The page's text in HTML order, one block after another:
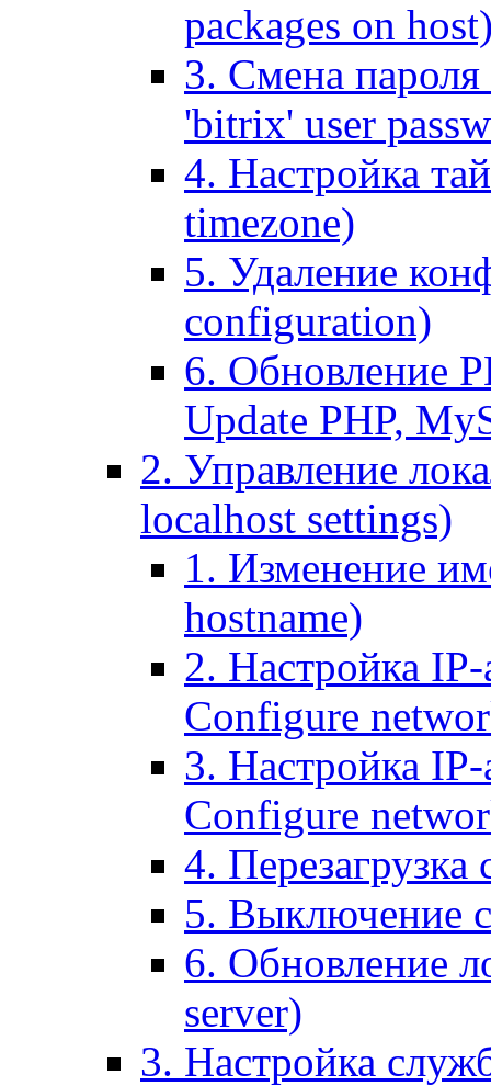
packages on
3. Смена пароля
'bitrix' user
4. Настройка
timezone)
5. Удаление
configuration)
6. Обновление
Update PHP,
2. Управление
localhost settings)
1. Изменение
hostname)
2. Настройка IP-
Configure
3. Настройка
Configure
4. Перезагрузка
5. Выключение
6. Обновление
server)
3. Настройка